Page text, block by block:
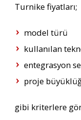
Turnike fiyatları;
model türü
kullanılan
entegrasyon
proje
gibi kriterlere